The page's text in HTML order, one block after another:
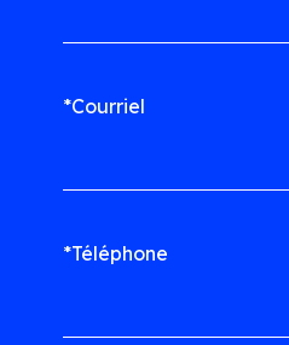
*Courriel
*Téléphone